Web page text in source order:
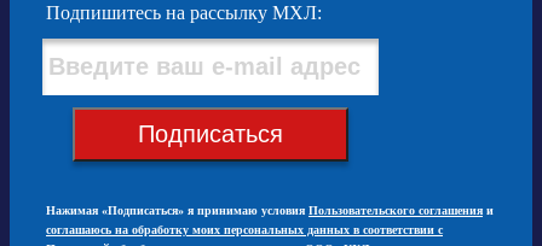
Подпишитесь на рассылку МХЛ:
Подписаться
Нажимая «Подписаться» я принимаю условия Пользовательского соглашения и
соглашаюсь на обработку моих персональных данных в соответствии с